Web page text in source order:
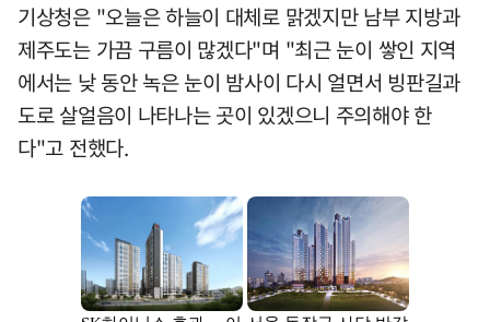
기상청은 "오늘은 하늘이 대체로 맑겠지만 남부 지방과
제주도는 가끔 구름이 많겠다"며 "최근 눈이 쌓인 지역
에서는 낮 동안 녹은 눈이 밤사이 다시 얼면서 빙판길과
도로 살얼음이 나타나는 곳이 있겠으니 주의해야 한
다"고 전했다.